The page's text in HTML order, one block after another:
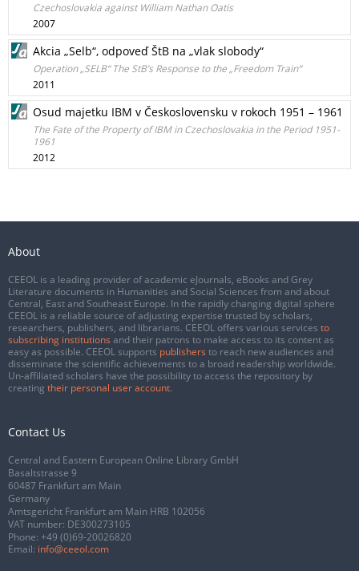
Czechoslovakia against William Nathan Oatis
2007
Akcia „Selb“, odpoveď ŠtB na „vlak slobody“
Operation „SELB“ The StB’s Response to the „Freedom Train“
2011
Osud majetku IBM v Československu v rokoch 1951 – 1961
The Fate of the Property of IBM in Czechoslovakia in the Period 1951-
1961
2012
About
CEEOL is a leading provider of academic eJournals, eBooks and Grey
Literature documents in Humanities and Social Sciences from and about
Central, East and Southeast Europe. In the rapidly changing digital sphere
CEEOL is a reliable source of adjusting expertise trusted by scholars,
researchers, publishers, and librarians. CEEOL offers various services to
subscribing institutions and their patrons to make access to its content as
easy as possible. CEEOL supports publishers to reach new audiences and
disseminate the scientific achievements to a broad readership worldwide.
Un-affiliated scholars have the possibility to access the repository by
creating their personal user account.
Contact Us
Central and Eastern European Online Library GmbH
Basaltstrasse 9
60487 Frankfurt am Main
Germany
Amtsgericht Frankfurt am Main HRB 102056
VAT number: DE300273105
Phone: +49 (0)69-20026820
Email: info@ceeol.com